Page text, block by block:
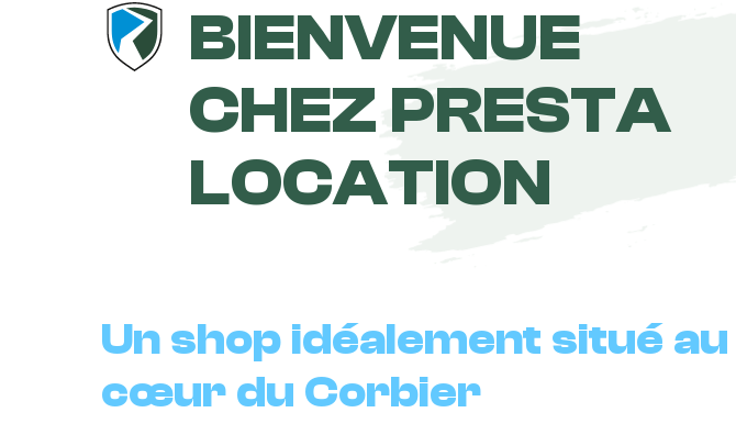
BIENVENUE
CHEZ PRESTA
LOCATION
Un shop idéalement situé au
cœur du Corbier